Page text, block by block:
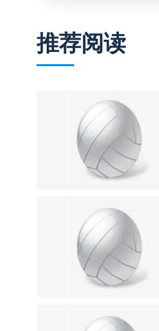
推荐阅读